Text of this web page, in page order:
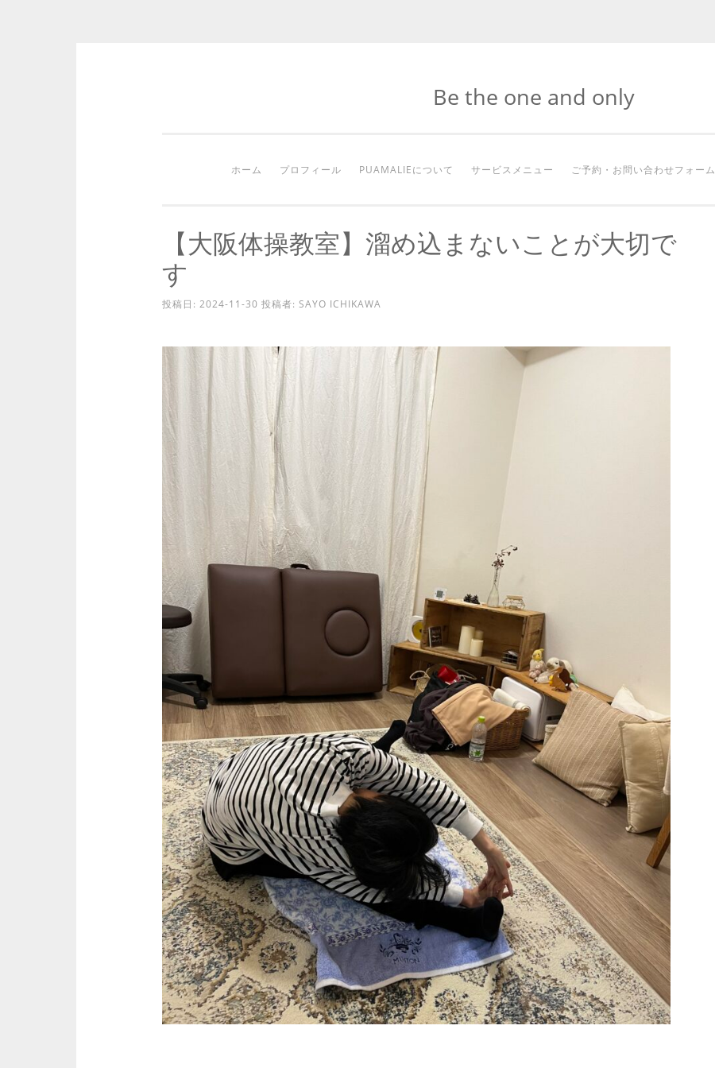
ッ
プ
Be the one and only
ホーム プロフィール PUAMALIEについて サービスメニュー ご予約・お問い合わせフォーム
【大阪体操教室】溜め込まないことが大切で
す
投稿日: 2024-11-30 投稿者: SAYO ICHIKAWA